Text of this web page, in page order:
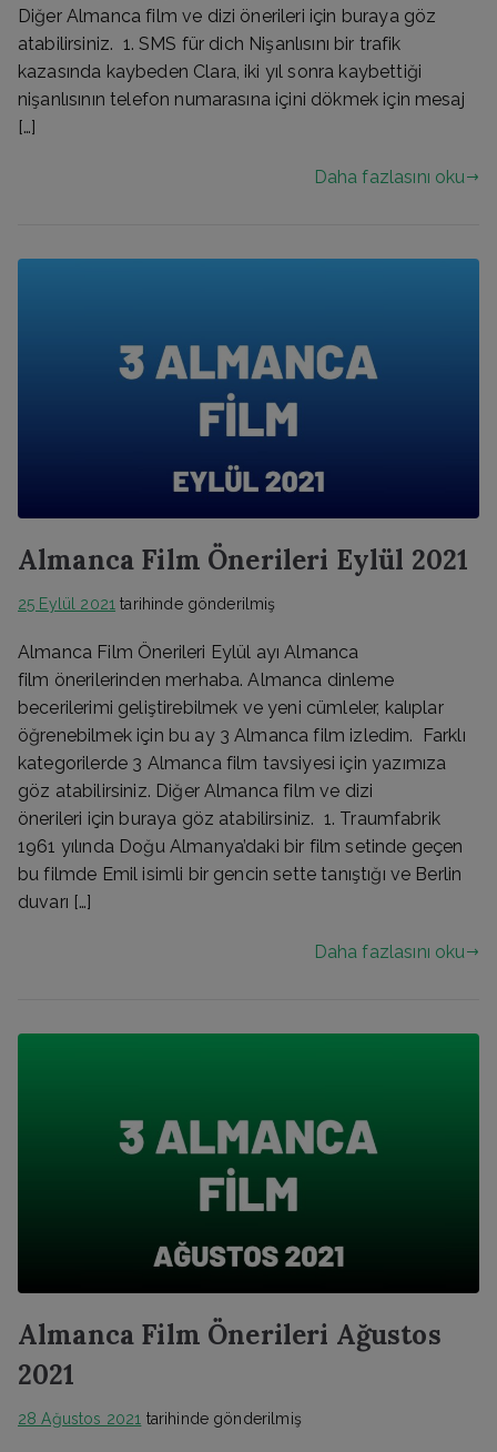
Diğer Almanca film ve dizi önerileri için buraya göz
atabilirsiniz. 1. SMS für dich Nişanlısını bir trafik
kazasında kaybeden Clara, iki yıl sonra kaybettiği
nişanlısının telefon numarasına içini dökmek için mesaj
[…]
Daha fazlasını oku
Almanca Film Önerileri Eylül 2021
25 Eylül 2021 tarihinde gönderilmiş
Almanca Film Önerileri Eylül ayı Almanca
film önerilerinden merhaba. Almanca dinleme
becerilerimi geliştirebilmek ve yeni cümleler, kalıplar
öğrenebilmek için bu ay 3 Almanca film izledim. Farklı
kategorilerde 3 Almanca film tavsiyesi için yazımıza
göz atabilirsiniz. Diğer Almanca film ve dizi
önerileri için buraya göz atabilirsiniz. 1. Traumfabrik
1961 yılında Doğu Almanya’daki bir film setinde geçen
bu filmde Emil isimli bir gencin sette tanıştığı ve Berlin
duvarı […]
Daha fazlasını oku
Almanca Film Önerileri Ağustos
2021
28 Ağustos 2021 tarihinde gönderilmiş